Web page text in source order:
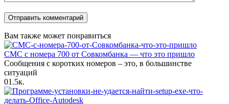
Вам также может понравиться
СМС с номера 700 от Совкомбанка — что это пришло
Сообщения с коротких номеров – это, в большинстве
ситуаций
01.5к.